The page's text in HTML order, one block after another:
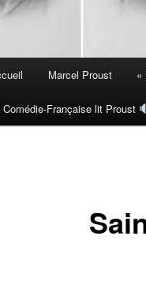
Marcel Proust «
Comédie-Française lit Proust